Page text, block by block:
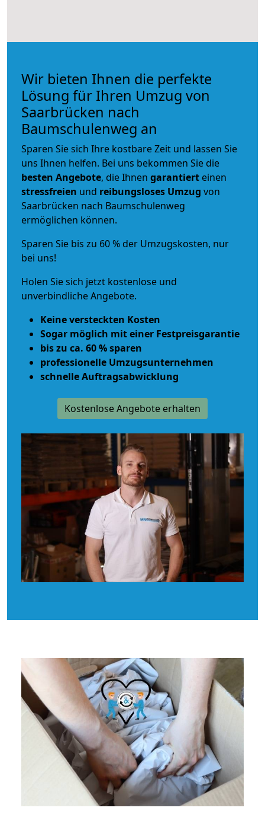
Wir bieten Ihnen die perfekte
Lösung für Ihren Umzug von
Saarbrücken nach
Baumschulenweg an
Sparen Sie sich Ihre kostbare Zeit und lassen Sie
uns Ihnen helfen. Bei uns bekommen Sie die
besten Angebote, die Ihnen garantiert einen
stressfreien und reibungsloses Umzug von
Saarbrücken nach Baumschulenweg
ermöglichen können.
Sparen Sie bis zu 60 % der Umzugskosten, nur
bei uns!
Holen Sie sich jetzt kostenlose und
unverbindliche Angebote.
Keine versteckten Kosten
Sogar möglich mit einer Festpreisgarantie
bis zu ca. 60 % sparen
professionelle Umzugsunternehmen
schnelle Auftragsabwicklung
Kostenlose Angebote erhalten